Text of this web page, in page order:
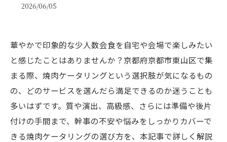
2026/06/05
華やかで印象的な少人数会食を自宅や会場で楽しみたい
と感じたことはありませんか？京都府京都市東山区で集
まる際、焼肉ケータリングという選択肢が気になるもの
の、どのサービスを選んだら満足できるのか迷うことも
多いはずです。質や演出、高級感、さらには準備や後片
付けの手間まで、幹事の不安や悩みをしっかりカバーで
きる焼肉ケータリングの選び方を、本記事で詳しく解説